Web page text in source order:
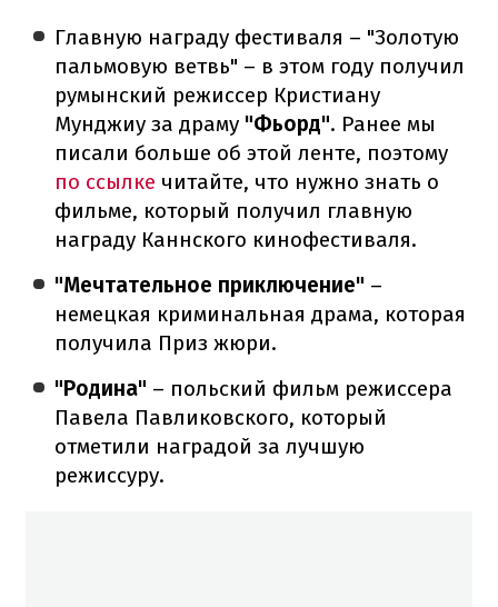
Главную награду фестиваля – "Золотую
пальмовую ветвь" – в этом году получил
румынский режиссер Кристиану
Мунджиу за драму "Фьорд". Ранее мы
писали больше об этой ленте, поэтому
по ссылке читайте, что нужно знать о
фильме, который получил главную
награду Каннского кинофестиваля.
"Мечтательное приключение" –
немецкая криминальная драма, которая
получила Приз жюри.
"Родина" – польский фильм режиссера
Павела Павликовского, который
отметили наградой за лучшую
режиссуру.